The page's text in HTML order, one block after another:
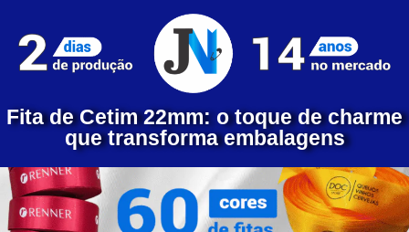
Fita de Cetim 22mm: o toque de charme
que transforma embalagens